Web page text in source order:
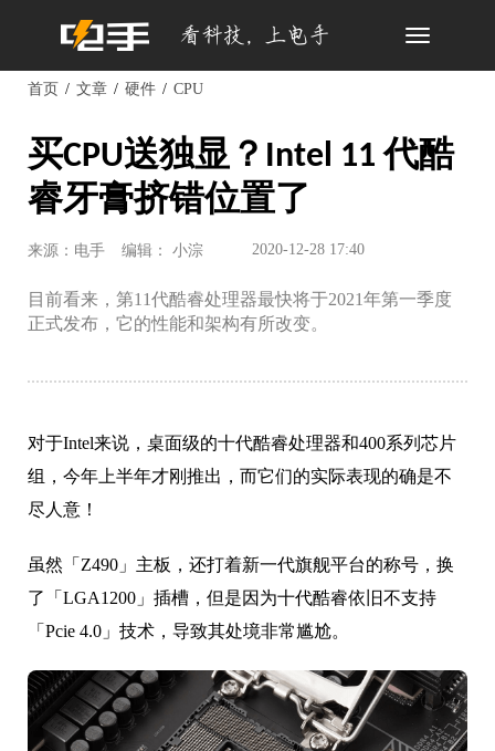
Toggle
首页 文章 硬件 CPU
买CPU送独显？Intel 11 代酷
睿牙膏挤错位置了
来源：电手 编辑： 小淙 2020-12-28 17:40
目前看来，第11代酷睿处理器最快将于2021年第一季度
正式发布，它的性能和架构有所改变。
对于Intel来说，桌面级的十代酷睿处理器和400系列芯片
组，今年上半年才刚推出，而它们的实际表现的确是不
尽人意！
虽然「Z490」主板，还打着新一代旗舰平台的称号，换
了「LGA1200」插槽，但是因为十代酷睿依旧不支持
「Pcie 4.0」技术，导致其处境非常尴尬。